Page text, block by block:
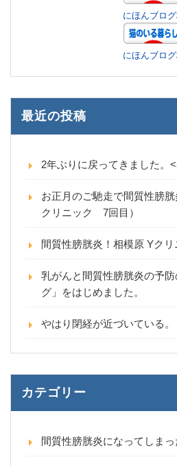
にほんブロ
にほんブロ
最近の投稿
2年ぶりに戻ってきました。
お正月のご馳走で間質性膀
クリニック 7回目）
間質性膀胱炎！相模原 Yク
乳がんと間質性膀胱炎の予
グ」をはじめました。
やはり閉経が近づいている。
カテゴリー
間質性膀胱炎になってしまっ